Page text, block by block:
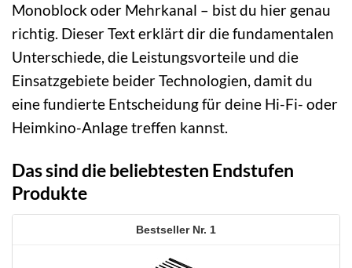
Monoblock oder Mehrkanal – bist du hier genau
richtig. Dieser Text erklärt dir die fundamentalen
Unterschiede, die Leistungsvorteile und die
Einsatzgebiete beider Technologien, damit du
eine fundierte Entscheidung für deine Hi-Fi- oder
Heimkino-Anlage treffen kannst.
Das sind die beliebtesten Endstufen
Produkte
1